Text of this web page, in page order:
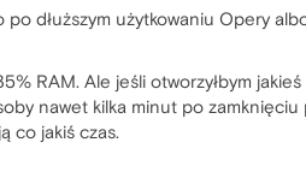
dłuższym użytkowaniu Opery
RAM. Ale jeśli otworzyłbym
nawet kilka minut po
co jakiś czas.